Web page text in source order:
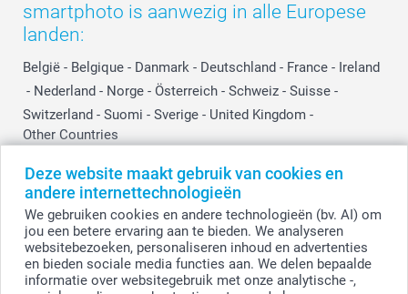
Deze website maakt gebruik van cookies en
andere internettechnologieën
We gebruiken cookies en andere technologieën (bv. AI) om
jou een betere ervaring aan te bieden. We analyseren
websitebezoeken, personaliseren inhoud en advertenties
en bieden sociale media functies aan. We delen bepaalde
informatie over websitegebruik met onze analytische -,
smartphoto is aanwezig in alle Europese
landen:
België - Belgique - Danmark - Deutschland - France - Ireland
- Nederland - Norge - Österreich - Schweiz - Suisse -
Switzerland - Suomi - Sverige - United Kingdom -
Other Countries
© smartphoto group. Alle rechten voorbehouden.Disclaimer
Alle prijzen zijn in EURO (€) inclusief BTW en exclusief verzendkosten.